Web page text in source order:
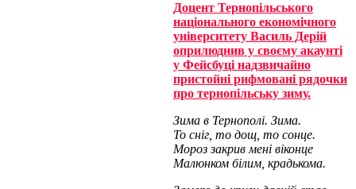
Доцент Тернопільського
національного економічного
університету Василь Дерій
оприлюднив у своєму акаунті
у Фейсбуці надзвичайно
пристойні рифмовані рядочки
про тернопільську зиму.
Зима в Тернополі. Зима.
То сніг, то дощ, то сонце.
Мороз закрив мені віконце
Малюнком білим, крадькома.